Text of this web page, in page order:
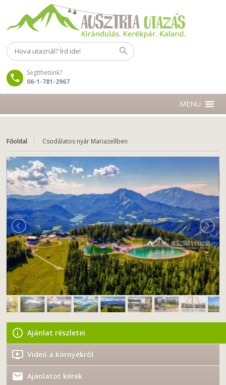
Segíthetünk?
06-1-781-2967
MENU
Főoldal Csodálatos nyár Mariazellben
Ajánlat részletei
Videó a környékről
Ajánlatot kérek